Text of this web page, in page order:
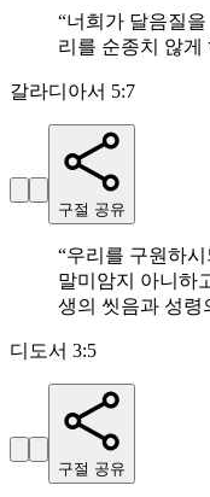
“너희가 달음질
리를 순종치 않게
갈라디아서 5:7
구절 공유
“우리를 구원하
말미암지 아니하
생의 씻음과 성령
디도서 3:5
구절 공유